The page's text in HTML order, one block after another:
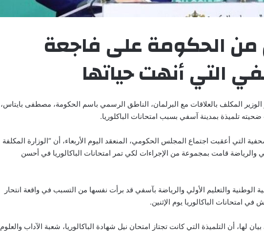
من الحكومة على فاجعة
التي أنهت حياتها
الوزير المكلف بالعلاقات مع البرلمان، الناطق الرسمي باسم الحكومة، مصطفى بايتاس،
تلميذة بمدينة آسفي بسبب امتحانات الباكلوريا.
التي أعقبت اجتماع المجلس الحكومي، المنعقد اليوم الأربعاء، أن “الوزارة المكلفة
والرياضة قامت بمجموعة من الإجراءات لكي تمر امتحانات الباكالوريا في أحسن
الوطنية والتعليم الأولي والرياضة بآسفي قد برأت نفسها من التسبب في واقعة انتحار
امتحانات الباكالوريا يوم الإثنين.
لها، أن التلميذة التي كانت تجتاز امتحان نيل شهادة الباكالوريا، شعبة الآداب والعلوم